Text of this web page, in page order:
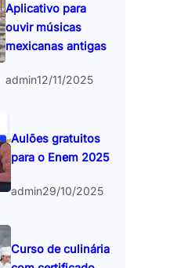
Aplicativo para
ouvir músicas
mexicanas antigas
admin12/11/2025
Aulões gratuitos
para o Enem 2025
admin29/10/2025
Curso de culinária